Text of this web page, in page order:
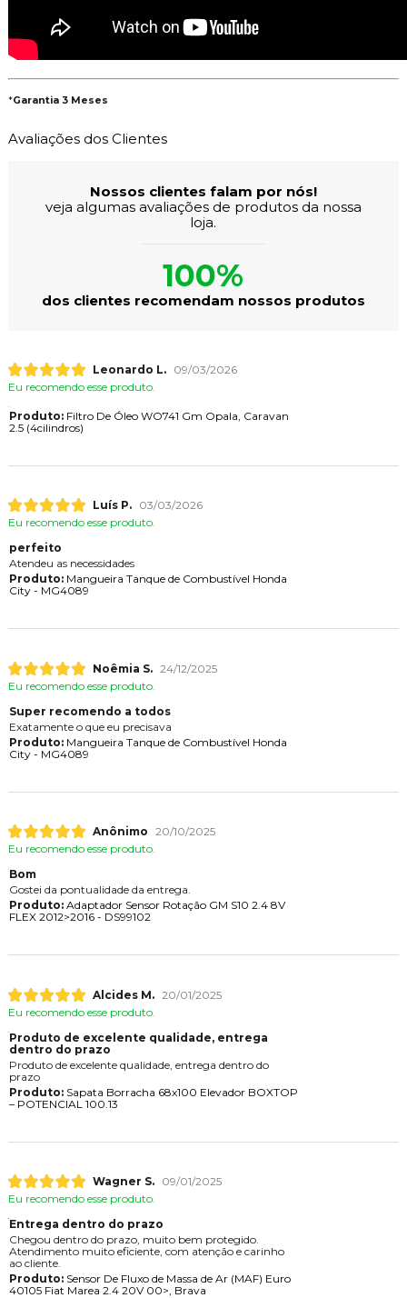
*Garantia 3 Meses
Avaliações dos Clientes
Nossos clientes falam por nós!
veja algumas avaliações de produtos da nossa
loja.
100%
dos clientes recomendam nossos produtos
Leonardo L.
09/03/2026
Eu recomendo esse produto.
Produto:Filtro De Óleo WO741 Gm Opala, Caravan
2.5 (4cilindros)
Luís P.
03/03/2026
Eu recomendo esse produto.
perfeito
Atendeu as necessidades
Produto:Mangueira Tanque de Combustível Honda
City - MG4089
Noêmia S. 24/12/2025
Eu recomendo esse produto.
Super recomendo a todos
Exatamente o que eu precisava
Produto:Mangueira Tanque de Combustível Honda
City - MG4089
Anônimo 20/10/2025
Eu recomendo esse produto.
Bom
Gostei da pontualidade da entrega.
Produto:Adaptador Sensor Rotação GM S10 2.4 8V
FLEX 2012>2016 - DS99102
Alcides M. 20/01/2025
Eu recomendo esse produto.
Produto de excelente qualidade, entrega
dentro do prazo
Produto de excelente qualidade, entrega dentro do
prazo
Produto:Sapata Borracha 68x100 Elevador BOXTOP
– POTENCIAL 100.13
Wagner S.
09/01/2025
Eu recomendo esse produto.
Entrega dentro do prazo
Chegou dentro do prazo, muito bem protegido.
Atendimento muito eficiente, com atenção e carinho
ao cliente.
Produto:Sensor De Fluxo de Massa de Ar (MAF) Euro
40105 Fiat Marea 2.4 20V 00>, Brava